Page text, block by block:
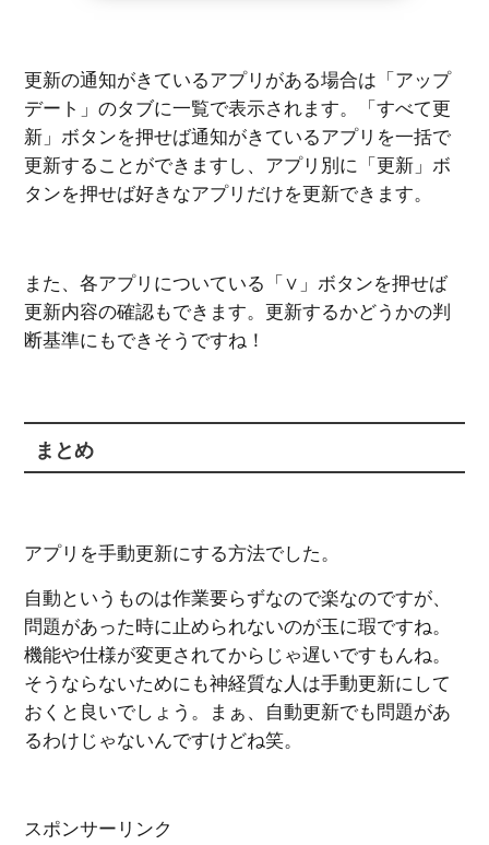
更新の通知がきているアプリがある場合は「アップ
デート」のタブに一覧で表示されます。「すべて更
新」ボタンを押せば通知がきているアプリを一括で
更新することができますし、アプリ別に「更新」ボ
タンを押せば好きなアプリだけを更新できます。
また、各アプリについている「∨」ボタンを押せば
更新内容の確認もできます。更新するかどうかの判
断基準にもできそうですね！
まとめ
アプリを手動更新にする方法でした。
自動というものは作業要らずなので楽なのですが、
問題があった時に止められないのが玉に瑕ですね。
機能や仕様が変更されてからじゃ遅いですもんね。
そうならないためにも神経質な人は手動更新にして
おくと良いでしょう。まぁ、自動更新でも問題があ
るわけじゃないんですけどね笑。
スポンサーリンク